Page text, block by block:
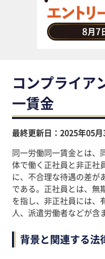
コンプライア
一賃金
最終更新日：2025年05月
同一労働同一賃金とは、
体で働く正社員と非正社
に、不合理な待遇の差が
である。正社員とは、無
を指し、非正社員には、
人、派遣労働者などが含
背景と関連する法